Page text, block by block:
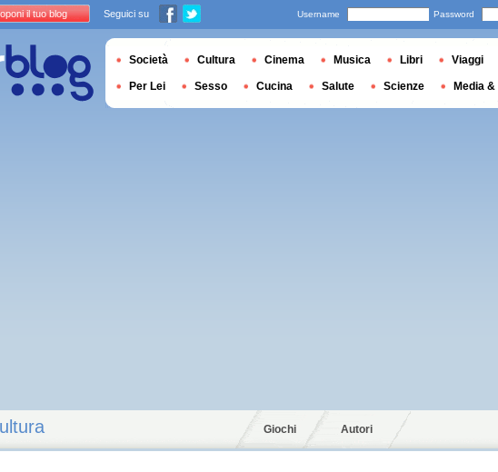
Giochi Autori
il tuo blog Seguici su Username Password
Società Cultura Cinema Musica Libri Viaggi
Per Lei Sesso Cucina Salute Scienze Media &